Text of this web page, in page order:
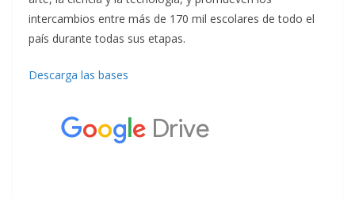
intercambios entre más de 170 mil escolares de todo el
país durante todas sus etapas.
Descarga las bases